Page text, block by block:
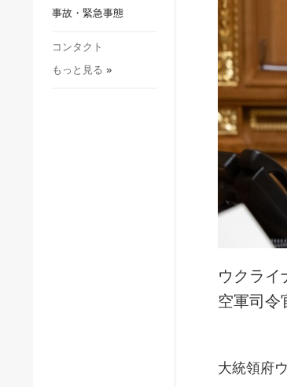
スポーツ
事故・緊急事態
コンタクト
もっと見る »
ウクライ
空軍司令
大統領府